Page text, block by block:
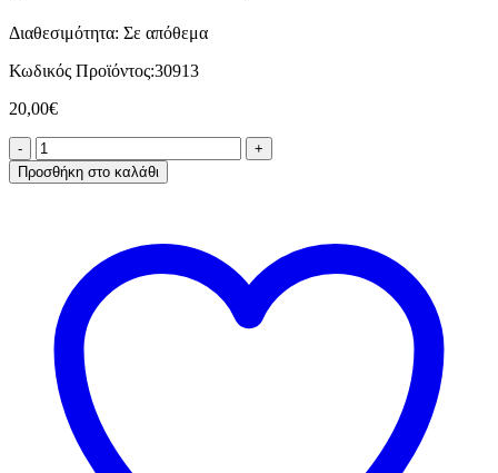
Διαθεσιμότητα: Σε απόθεμα
Κωδικός Προϊόντος:30913
20,00€
Προσθήκη στο καλάθι